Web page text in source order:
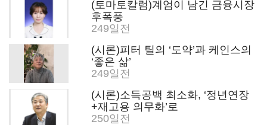
(토마토칼럼)계엄이 남긴 금융시장
후폭풍
249일전
(시론)피터 틸의 ‘도약’과 케인스의
‘좋은 삶’
249일전
(시론)소득공백 최소화, ‘정년연장
+재고용 의무화’로
250일전